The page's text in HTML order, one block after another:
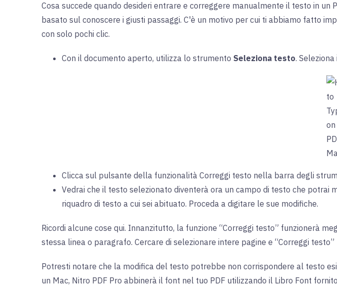
Cosa succede quando desideri entrare e correggere manualmente il testo in
basato sul conoscere i giusti passaggi. C'è un motivo per cui ti abbiamo fatto
con solo pochi clic.
Con il documento aperto, utilizza lo strumento Seleziona testo.
Clicca sul pulsante della funzionalità Correggi testo nella barra degli
Vedrai che il testo selezionato diventerà ora un campo di testo che potrai
riquadro di testo a cui sei abituato. Proceda a digitare le sue modifiche.
Ricordi alcune cose qui. Innanzitutto, la funzione “Correggi testo” funzionerà
stessa linea o paragrafo. Cercare di selezionare intere pagine e “Correggi
Potresti notare che la modifica del testo potrebbe non corrispondere al testo
un Mac, Nitro PDF Pro abbinerà il font nel tuo PDF utilizzando il Libro Font